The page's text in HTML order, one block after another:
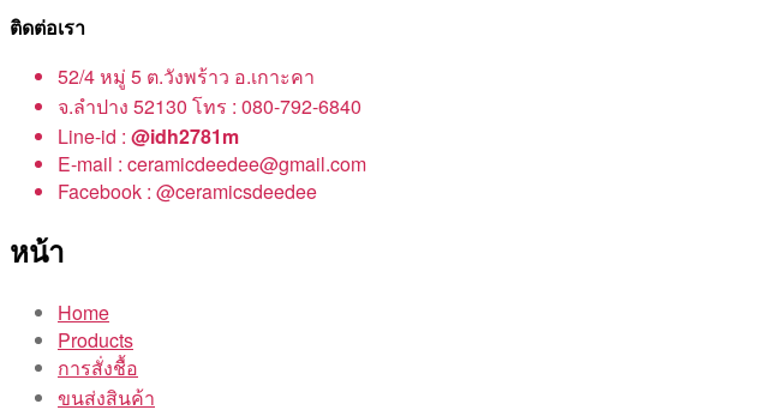
ติดต่อเรา
52/4 หมู่ 5 ต.วังพร้าว อ.เกาะคา
จ.ลำปาง 52130 โทร : 080-792-6840
Line-id : @idh2781m
E-mail : ceramicdeedee@gmail.com
Facebook : @ceramicsdeedee
หน้า
Home
Products
การสั่งชื้อ
ขนส่งสินค้า